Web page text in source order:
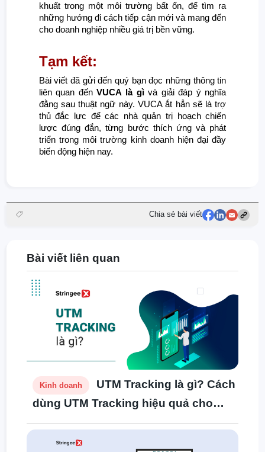
khuất trong một môi trường bất ổn, để tìm ra
những hướng đi cách tiếp cận mới và mang đến
cho doanh nghiệp nhiều giá trị bền vững.
Tạm kết:
Bài viết đã gửi đến quý bạn đọc những thông tin
liên quan đếnVUCA là gìvà giải đáp ý nghĩa
đằng sau thuật ngữ này. VUCA ắt hẳn sẽ là trợ
thủ đắc lực để các nhà quản trị hoạch chiến
lược đúng đắn, từng bước thích ứng và phát
triển trong môi trường kinh doanh hiện đại đầy
biến động hiện nay.
Chia sẻ bài viết
Bài viết liên quan
Kinh doanh
UTM Tracking là gì? Cách
dùng UTM Tracking hiệu quả cho
chiến dịch digital marketing